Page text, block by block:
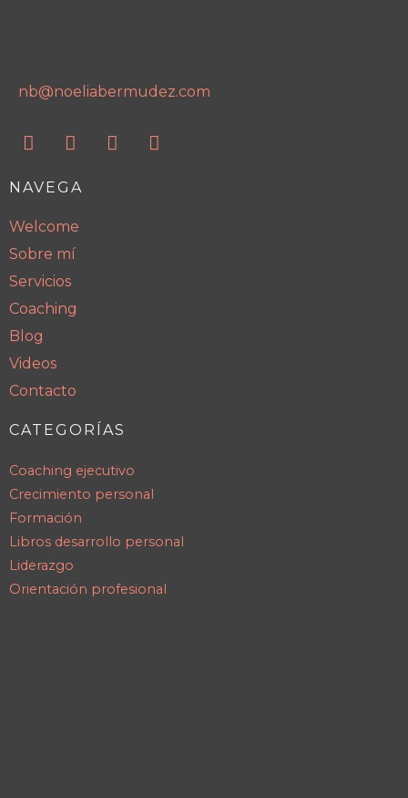
nb@noeliabermudez.com
NAVEGA
Welcome
Sobre mí
Servicios
Coaching
Blog
Videos
Contacto
CATEGORÍAS
Coaching ejecutivo
Crecimiento personal
Formación
Libros desarrollo personal
Liderazgo
Orientación profesional